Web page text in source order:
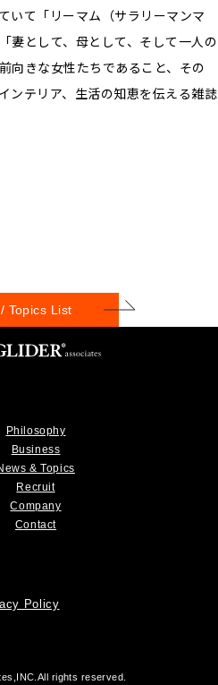
いて「リーマム（サラリーマンマ
妻として、母として、そして一人の
向きな女性たちであること、その
ンテリア、生活の知恵を伝える雑誌
Topics List
Philosophy
Business
& Topics
Recruit
Company
Contact
Policy
rights reserved.